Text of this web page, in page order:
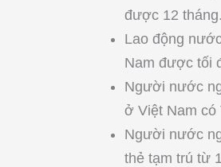
được 12 tháng.
Lao động
Nam được tối
Người nước
ở Việt Nam
Người nước
thẻ tạm trú từ